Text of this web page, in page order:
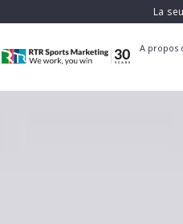
La
A propos